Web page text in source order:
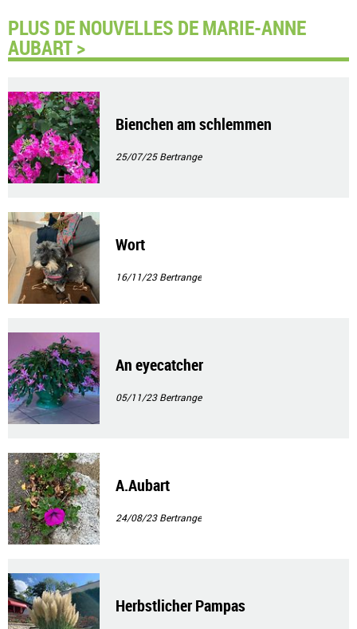
PLUS DE NOUVELLES DE MARIE-ANNE
AUBART >
Bienchen am schlemmen
25/07/25Bertrange
Wort
16/11/23Bertrange
An eyecatcher
05/11/23Bertrange
A.Aubart
24/08/23Bertrange
Herbstlicher Pampas